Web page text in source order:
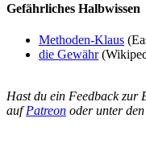
Gefährliches Halbwissen
Methoden-Klaus
die Gewähr
Hast du ein Feedback zur
aufPatreon oder unter den